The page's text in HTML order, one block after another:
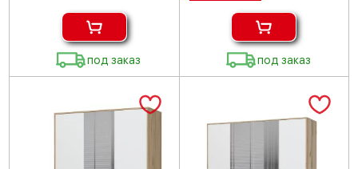
под заказ под заказ